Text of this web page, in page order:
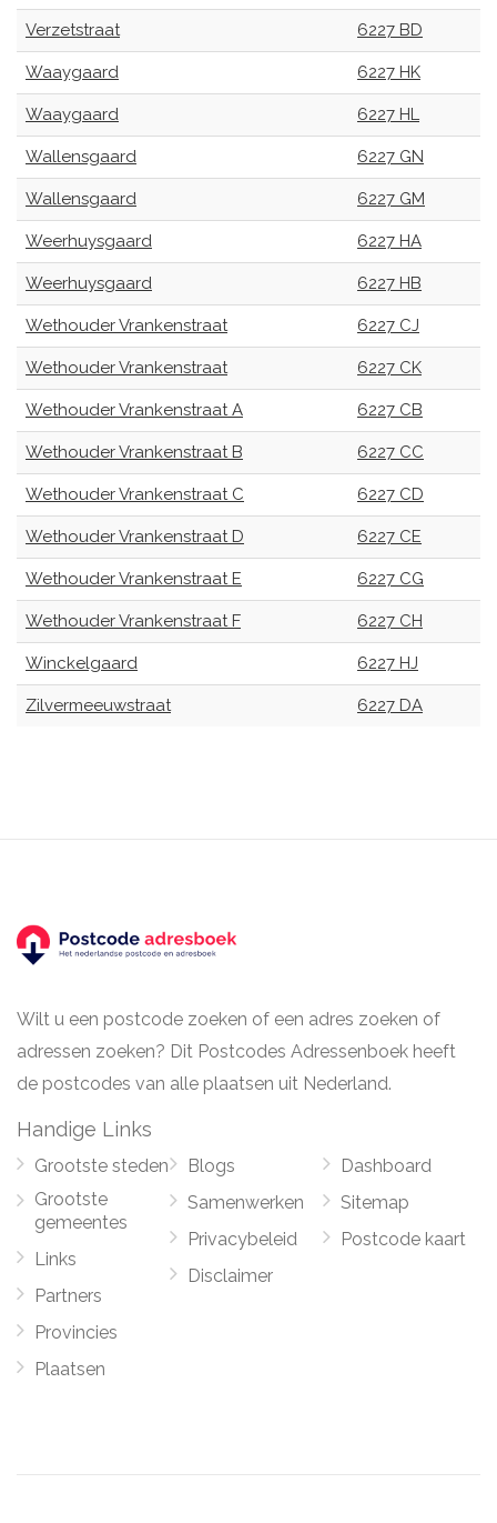
Verzetstraat 6227 BD
Waaygaard 6227 HK
Waaygaard 6227 HL
Wallensgaard 6227 GN
Wallensgaard 6227 GM
Weerhuysgaard 6227 HA
Weerhuysgaard 6227 HB
Wethouder Vrankenstraat 6227 CJ
Wethouder Vrankenstraat 6227 CK
Wethouder Vrankenstraat A 6227 CB
Wethouder Vrankenstraat B 6227 CC
Wethouder Vrankenstraat C 6227 CD
Wethouder Vrankenstraat D 6227 CE
Wethouder Vrankenstraat E 6227 CG
Wethouder Vrankenstraat F 6227 CH
Winckelgaard 6227 HJ
Zilvermeeuwstraat 6227 DA
Wilt u een postcode zoeken of een adres zoeken of
adressen zoeken? Dit Postcodes Adressenboek heeft
de postcodes van alle plaatsen uit Nederland.
Handige Links
Grootste steden
Grootste
gemeentes
Links
Partners
Provincies
Plaatsen
Blogs
Samenwerken
Privacybeleid
Disclaimer
Dashboard
Sitemap
Postcode kaart